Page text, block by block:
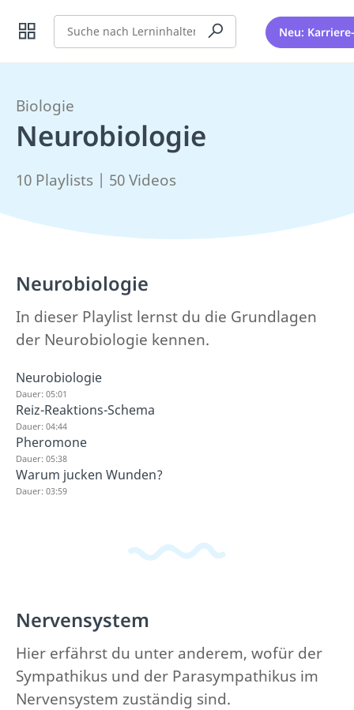
Suche Neu:
Biologie
Neurobiologie
10 Playlists | 50 Videos
Neurobiologie
In dieser Playlist lernst du die Grundlagen
der Neurobiologie kennen.
Neurobiologie
Dauer: 05:01
Reiz-Reaktions-Schema
Dauer: 04:44
Pheromone
Dauer: 05:38
Warum jucken Wunden?
Dauer: 03:59
Nervensystem
Hier erfährst du unter anderem, wofür der
Sympathikus und der Parasympathikus im
Nervensystem zuständig sind.